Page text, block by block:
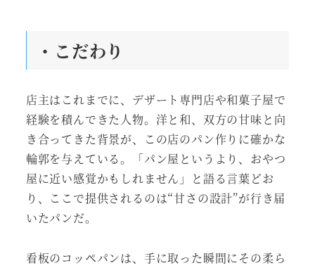
・こだわり
店主はこれまでに、デザート専門店や和菓子屋で
経験を積んできた人物。洋と和、双方の甘味と向
き合ってきた背景が、この店のパン作りに確かな
輪郭を与えている。「パン屋というより、おやつ
屋に近い感覚かもしれません」と語る言葉どお
り、ここで提供されるのは“甘さの設計”が行き届
いたパンだ。
看板のコッペパンは、手に取った瞬間にその柔ら